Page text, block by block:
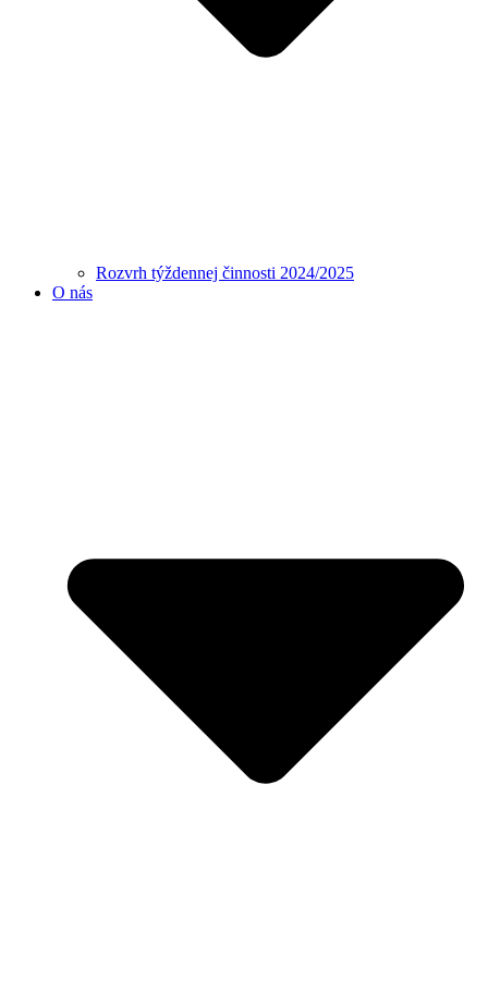
Rozvrh týždennej činnosti 2024/2025
O nás